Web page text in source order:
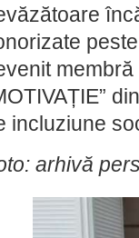
incluziune
arhivă